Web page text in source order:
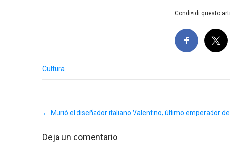
Condividi questo
Cultura
navigation
← Murió el diseñador italiano Valentino, último emperador
Deja un comentario